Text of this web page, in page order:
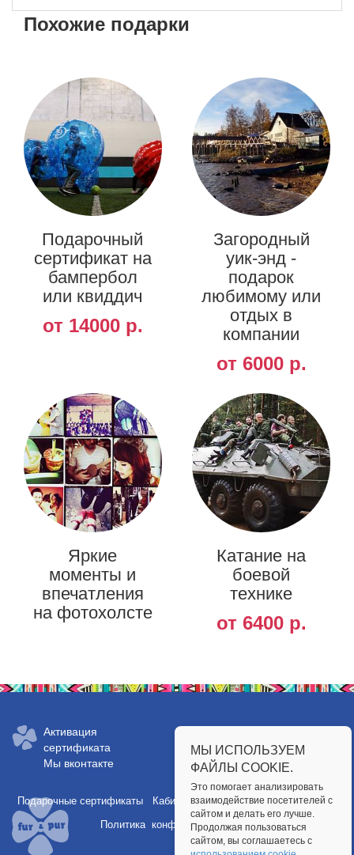
Похожие подарки
Подарочный
сертификат на
бампербол
или квиддич
от 14000 р.
Загородный
уик-энд -
подарок
любимому или
отдых в
компании
от 6000 р.
Яркие
моменты и
впечатления
на фотохолсте
Катание на
боевой
технике
от 6400 р.
Активация
сертификата
Мы вконтакте
+7 (812) 648-6149
Подарочные сертификаты Кабинет партнера
Публичная оферта
Политика конфиденциальности
МЫ ИСПОЛЬЗУЕМ
ФАЙЛЫ COOKIE.
Это помогает анализировать
взаимодействие посетителей с
сайтом и делать его лучше.
Продолжая пользоваться
сайтом, вы соглашаетесь с